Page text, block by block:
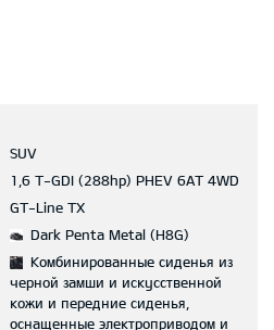
SUV
1,6 T-GDI (288hp) PHEV 6AT 4WD
GT-Line TX
Dark Penta Metal (H8G)
Комбинированные сиденья из
черной замши и искусственной
кожи и передние сиденья,
оснащенные электроприводом и